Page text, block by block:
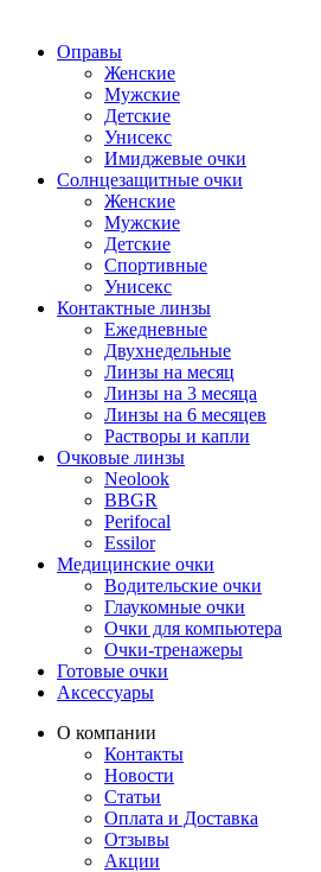
Оправы
Женские
Мужские
Детские
Унисекс
Имиджевые очки
Солнцезащитные очки
Женские
Мужские
Детские
Спортивные
Унисекс
Контактные линзы
Ежедневные
Двухнедельные
Линзы на месяц
Линзы на 3 месяца
Линзы на 6 месяцев
Растворы и капли
Очковые линзы
Neolook
BBGR
Perifocal
Essilor
Медицинские очки
Водительские очки
Глаукомные очки
Очки для компьютера
Очки-тренажеры
Готовые очки
Аксессуары
О компании
Контакты
Новости
Статьи
Оплата и Доставка
Отзывы
Акции